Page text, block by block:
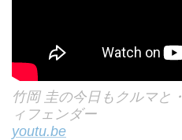
竹岡 圭の今日もクルマと
ィフェンダー
youtu.be